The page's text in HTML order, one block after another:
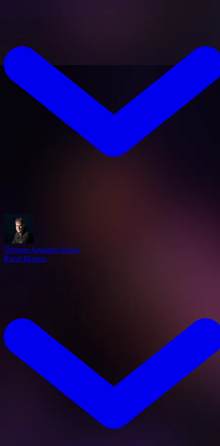
Torstein Aagaard-Nilsen
Rural Illusion